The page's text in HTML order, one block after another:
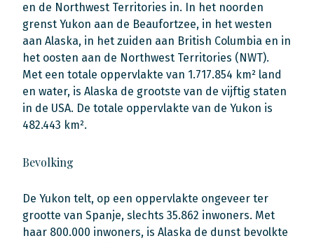
en de Northwest Territories in. In het noorden
grenst Yukon aan de Beaufortzee, in het westen
aan Alaska, in het zuiden aan British Columbia en in
het oosten aan de Northwest Territories (NWT).
Met een totale oppervlakte van 1.717.854 km² land
en water, is Alaska de grootste van de vijftig staten
in de USA. De totale oppervlakte van de Yukon is
482.443 km².
Bevolking
De Yukon telt, op een oppervlakte ongeveer ter
grootte van Spanje, slechts 35.862 inwoners. Met
haar 800.000 inwoners, is Alaska de dunst bevolkte